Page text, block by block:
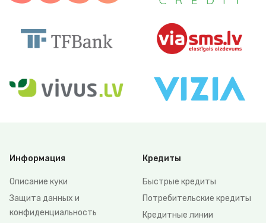
Информация
Описание куки
Защита данных и
конфиденциальность
Кредиты
Быстрые кредиты
Потребительские кредиты
Кредитные линии